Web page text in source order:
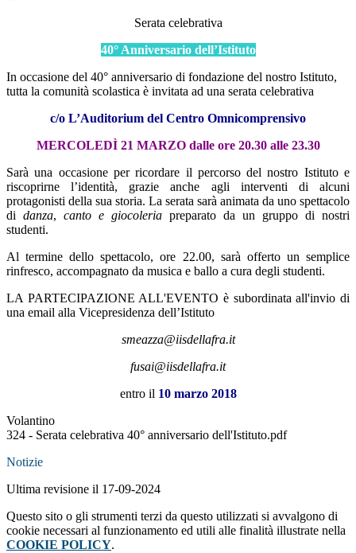
Serata celebrativa
40° Anniversario dell’Istituto
In occasione del 40° anniversario di fondazione del nostro Istituto,
tutta la comunità scolastica è invitata ad una serata celebrativa
c/o L’Auditorium del Centro Omnicomprensivo
MERCOLEDÌ 21 MARZO dalle ore 20.30 alle 23.30
Sarà una occasione per ricordare il percorso del nostro Istituto e
riscoprirne l’identità, grazie anche agli interventi di alcuni
protagonisti della sua storia. La serata sarà animata da uno spettacolo
di danza, canto e giocoleria preparato da un gruppo di nostri
studenti.
Al termine dello spettacolo, ore 22.00, sarà offerto un semplice
rinfresco, accompagnato da musica e ballo a cura degli studenti.
LA PARTECIPAZIONE ALL'EVENTO è subordinata all'invio di
una email alla Vicepresidenza dell’Istituto
smeazza@iisdellafra.it
fusai@iisdellafra.it
entro il 10 marzo 2018
Volantino
324 - Serata celebrativa 40° anniversario dell'Istituto.pdf
Notizie
Ultima revisione il 17-09-2024
Questo sito o gli strumenti terzi da questo utilizzati si avvalgono di
cookie necessari al funzionamento ed utili alle finalità illustrate nella
COOKIE POLICY.